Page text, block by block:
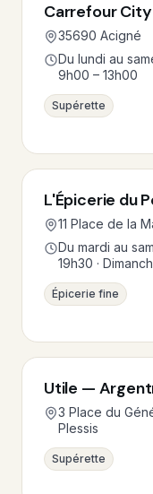
Carrefour
35690 Acigné
Du lundi au
9h00 – 13h00
Supérette
L'Épicerie du
11 Place de la
Du mardi au
19h30 ·
Épicerie fine
Utile —
3 Place du
Plessis
Supérette